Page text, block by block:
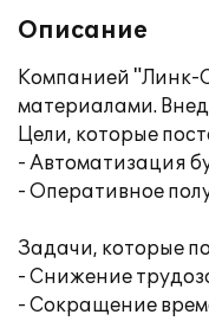
Описание
Компанией "Линк-
материалами.
Цели, которые
- Автоматизация
- Оперативное
Задачи, которые
- Снижение
- Сокращение